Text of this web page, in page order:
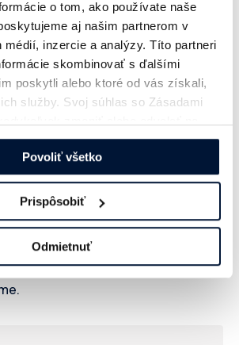
o tom, ako používate naše
aj našim partnerom v
médií, inzercie a analýzy. Títo partneri
skombinovať s ďalšími
poskytli alebo ktoré od vás získali,
služby. Svoj súhlas so Zásadami
Povoliť všetko
Prispôsobiť
Odmietnuť
ESG prináša do našej profesie.
Beis
Analyst & Sustainability Lead,
Europe
kľúčovéštandardy udržateľnostia
LEAF, ktorá ponúka inteligentné
a zlepšovanie ekologickej stopy